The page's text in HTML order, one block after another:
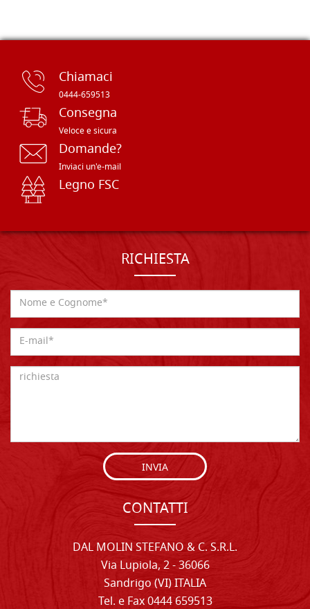
Chiamaci
0444-659513
Consegna
Veloce e sicura
Domande?
Inviaci un'e-mail
Legno FSC
RICHIESTA
INVIA
CONTATTI
DAL MOLIN STEFANO & C. S.R.L.
Via Lupiola, 2 - 36066
Sandrigo (VI) ITALIA
Tel. e Fax 0444 659513